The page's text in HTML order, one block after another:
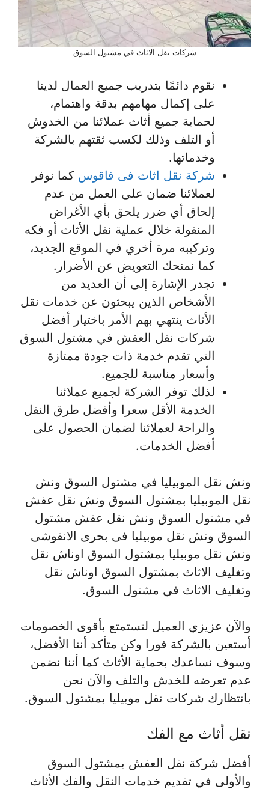
شركات نقل الاثاث في مشتول السوق
نقوم دائمًا بتدريب جميع العمال لدينا
على إكمال مهامهم بدقة واهتمام،
لحماية جميع أثاث عملائنا من الخدوش
أو التلف وذلك لكسب ثقتهم بالشركة
وخدماتها.
شركة نقل اثاث فى فاقوس كما نوفر
لعملائنا ضمان على العمل من عدم
إلحاق أي ضرر يلحق بأي الأغراض
المنقولة خلال عملية نقل الأثاث أو فكه
وتركيبه مرة أخري في الموقع الجديد،
كما نمنحك التعويض عن الأضرار.
تجدر الإشارة إلى أن العديد من
الأشخاص الذين يبحثون عن خدمات نقل
الأثاث ينتهي بهم الأمر باختيار أفضل
شركات نقل العفش في مشتول السوق
التي تقدم خدمة ذات جودة ممتازة
وأسعار مناسبة للجميع.
لذلك توفر الشركة لجميع عملائنا
الخدمة الأقل سعرا وأفضل طرق النقل
والراحة لعملائنا لضمان الحصول على
أفضل الخدمات.
ونش نقل الموبيليا في مشتول السوق ونش
نقل الموبيليا بمشتول السوق ونش نقل عفش
في مشتول السوق ونش نقل عفش مشتول
السوق ونش نقل موبيليا فى بحرى الانفوشى
ونش نقل موبيليا بمشتول السوق اوناش نقل
وتغليف الاثاث بمشتول السوق اوناش نقل
وتغليف الاثاث في مشتول السوق.
والآن عزيزي العميل لتستمتع بأقوى الخصومات
أستعين بالشركة فورا وكن متأكد أننا الأفضل،
وسوف نساعدك بحماية الأثاث كما أننا نضمن
عدم تعرضه للخدش والتلف والآن نحن
بانتظارك شركات نقل موبيليا بمشتول السوق.
نقل أثاث مع الفك
أفضل شركة نقل العفش بمشتول السوق
والأولى في تقديم خدمات النقل والفك الأثاث